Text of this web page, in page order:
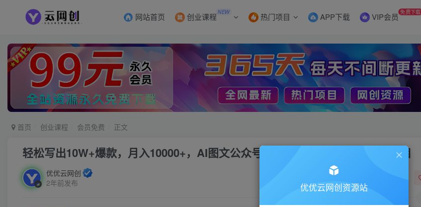
网站首页 创业课程 NEW 热门项目 APP下载 VIP会员 免费下载
首页 创业课程 会员免费 正文
轻松写出10W+爆款，月入10000+，AI图文公众号流量掘金5.0.公众号流量主项目
优优云网创
2年前发布
优优云网创资源站